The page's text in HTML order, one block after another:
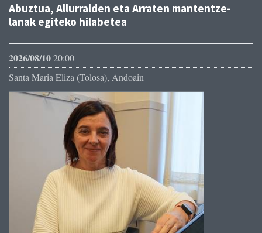
Abuztua, Allurralden eta Arraten mantentze-
lanak egiteko hilabetea
2026/08/1020:00
Santa Maria Eliza (Tolosa), Andoain